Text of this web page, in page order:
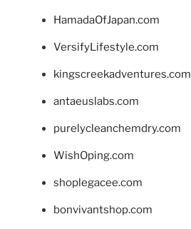
HamadaOfJapan.com
VersifyLifestyle.com
kingscreekadventures.com
antaeuslabs.com
purelycleanchemdry.com
WishOping.com
shoplegacee.com
bonvivantshop.com